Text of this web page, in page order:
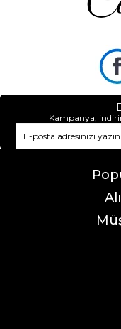
Kampanya,